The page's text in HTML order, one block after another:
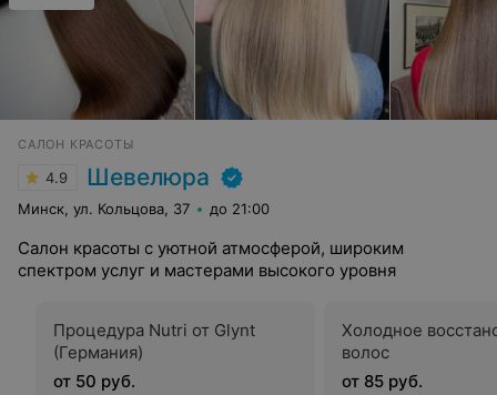
САЛОН КРАСОТЫ
4.9 Шевелюра
Минск, ул. Кольцова, 37 до 21:00
Салон красоты с уютной атмосферой, широким
спектром услуг и мастерами высокого уровня
Процедура Nutri от Glynt
(Германия)
от 50 руб.
Холодное
волос
от 85 руб.